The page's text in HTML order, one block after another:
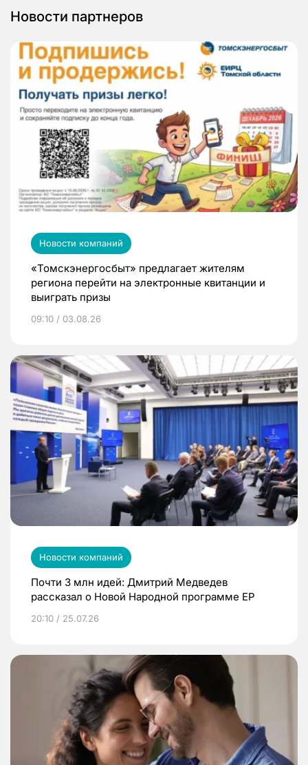
Новости партнеров
Новости компаний
«Томскэнергосбыт» предлагает жителям
региона перейти на электронные квитанции и
выиграть призы
09:10 / 03.08.26
Новости компаний
Почти 3 млн идей: Дмитрий Медведев
рассказал о Новой Народной программе ЕР
20:10 / 25.07.26